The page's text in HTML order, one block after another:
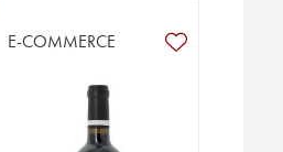
E-COMMERCE